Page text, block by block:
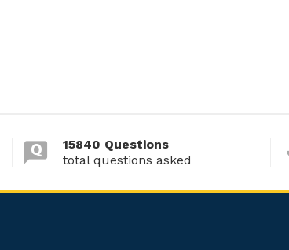
15840 Questions
total questions asked